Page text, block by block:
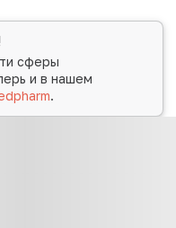
сферы
и в нашем
.